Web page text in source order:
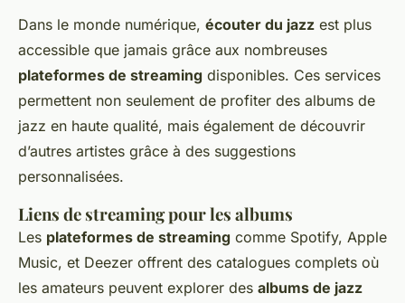
Dans le monde numérique, écouter du jazz est plus
accessible que jamais grâce aux nombreuses
plateformes de streaming disponibles. Ces services
permettent non seulement de profiter des albums de
jazz en haute qualité, mais également de découvrir
d’autres artistes grâce à des suggestions
personnalisées.
Liens de streaming pour les albums
Les plateformes de streaming comme Spotify, Apple
Music, et Deezer offrent des catalogues complets où
les amateurs peuvent explorer des albums de jazz